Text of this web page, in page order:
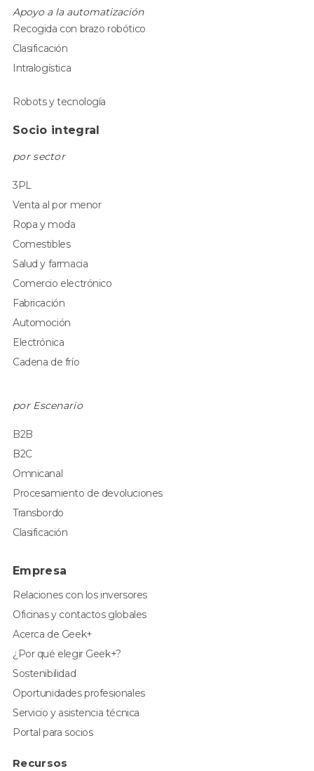
Apoyo a la automatización
Recogida con brazo robótico
Clasificación
Intralogística
Robots y tecnología
Socio integral
por sector
3PL
Venta al por menor
Ropa y moda
Comestibles
Salud y farmacia
Comercio electrónico
Fabricación
Automoción
Electrónica
Cadena de frío
por Escenario
B2B
B2C
Omnicanal
Procesamiento de devoluciones
Transbordo
Clasificación
Empresa
Relaciones con los inversores
Oficinas y contactos globales
Acerca de Geek+
¿Por qué elegir Geek+?
Sostenibilidad
Oportunidades profesionales
Servicio y asistencia técnica
Portal para socios
Recursos